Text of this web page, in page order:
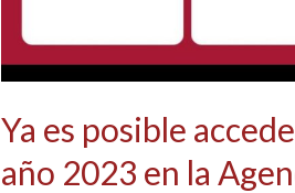
Ya es posible
año 2023 en la
Tributaria.